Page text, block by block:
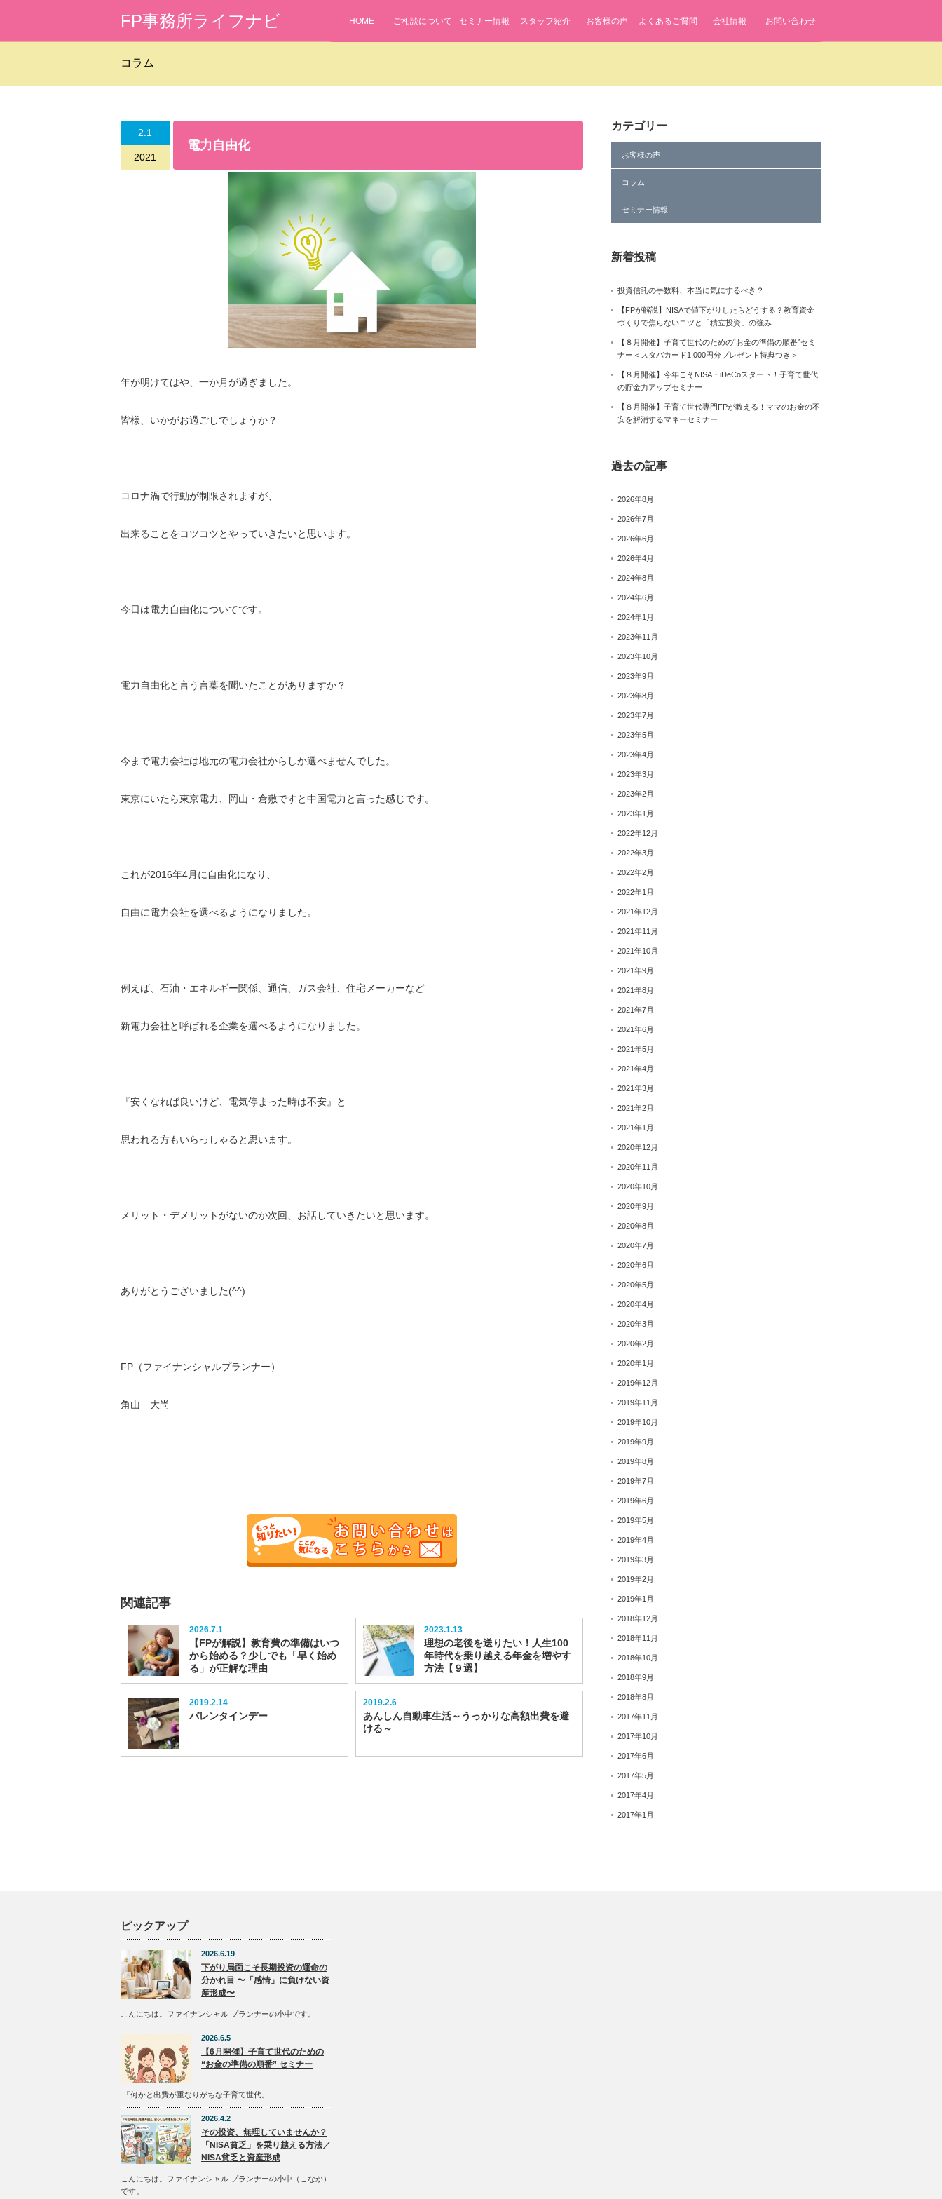
FP事務所ライフナビ HOME ご相談について セミナー情報 スタッフ紹介 お客様の声 よくあるご質問 会社情報 お問い合わせ
コラム
2.1
2021
電力自由化
年が明けてはや、一か月が過ぎました。
皆様、いかがお過ごしでしょうか？
コロナ渦で行動が制限されますが、
出来ることをコツコツとやっていきたいと思います。
今日は電力自由化についてです。
電力自由化と言う言葉を聞いたことがありますか？
今まで電力会社は地元の電力会社からしか選べませんでした。
東京にいたら東京電力、岡山・倉敷ですと中国電力と言った感じです。
これが2016年4月に自由化になり、
自由に電力会社を選べるようになりました。
例えば、石油・エネルギー関係、通信、ガス会社、住宅メーカーなど
新電力会社と呼ばれる企業を選べるようになりました。
『安くなれば良いけど、電気停まった時は不安』と
思われる方もいらっしゃると思います。
メリット・デメリットがないのか次回、お話していきたいと思います。
ありがとうございました(^^)
FP（ファイナンシャルプランナー）
角山 大尚
関連記事
2026.7.1
【FPが解説】教育費の準備はいつ
から始める？少しでも「早く始め
る」が正解な理由
2023.1.13
理想の老後を送りたい！人生100
年時代を乗り越える年金を増やす
方法【９選】
2019.2.14
バレンタインデー
2019.2.6
あんしん自動車生活～うっかりな高額出費を避
ける～
カテゴリー
お客様の声
コラム
セミナー情報
新着投稿
投資信託の手数料、本当に気にするべき？
【FPが解説】NISAで値下がりしたらどうする？教育資金
づくりで焦らないコツと「積立投資」の強み
【８月開催】子育て世代のための“お金の準備の順番”セミ
ナー＜スタバカード1,000円分プレゼント特典つき＞
【８月開催】今年こそNISA・iDeCoスタート！子育て世代
の貯金力アップセミナー
【８月開催】子育て世代専門FPが教える！ママのお金の不
安を解消するマネーセミナー
過去の記事
2026年8月
2026年7月
2026年6月
2026年4月
2024年8月
2024年6月
2024年1月
2023年11月
2023年10月
2023年9月
2023年8月
2023年7月
2023年5月
2023年4月
2023年3月
2023年2月
2023年1月
2022年12月
2022年3月
2022年2月
2022年1月
2021年12月
2021年11月
2021年10月
2021年9月
2021年8月
2021年7月
2021年6月
2021年5月
2021年4月
2021年3月
2021年2月
2021年1月
2020年12月
2020年11月
2020年10月
2020年9月
2020年8月
2020年7月
2020年6月
2020年5月
2020年4月
2020年3月
2020年2月
2020年1月
2019年12月
2019年11月
2019年10月
2019年9月
2019年8月
2019年7月
2019年6月
2019年5月
2019年4月
2019年3月
2019年2月
2019年1月
2018年12月
2018年11月
2018年10月
2018年9月
2018年8月
2017年11月
2017年10月
2017年6月
2017年5月
2017年4月
2017年1月
ピックアップ
2026.6.19
下がり局面こそ長期投資の運命の
分かれ目 〜「感情」に負けない資
産形成〜
こんにちは。ファイナンシャル プランナーの小中です。
2026.6.5
【6月開催】子育て世代のための
“お金の準備の順番” セミナー
「何かと出費が重なりがちな子育て世代。
2026.4.2
その投資、無理していませんか？
「NISA貧乏」を乗り越える方法／
NISA貧乏と資産形成
こんにちは。ファイナンシャル プランナーの小中（こなか）
です。